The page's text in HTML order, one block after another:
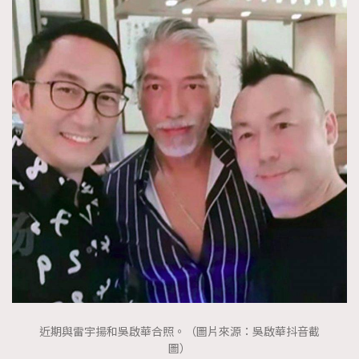
AFrenchMind
DressLikeAParisienne
EmpowerF
FashionWeek FigaroAesthetic
近期與雷宇揚和吳啟華合照。（圖片來源：吳啟華抖音截
圖）